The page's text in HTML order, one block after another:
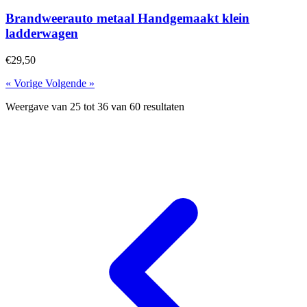
Brandweerauto metaal Handgemaakt klein
ladderwagen
€29,50
« Vorige Volgende »
Weergave van 25 tot 36 van 60 resultaten